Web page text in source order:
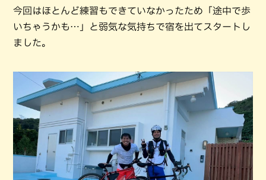
今回はほとんど練習もできていなかったため「途中で歩
いちゃうかも…」と弱気な気持ちで宿を出てスタートし
ました。